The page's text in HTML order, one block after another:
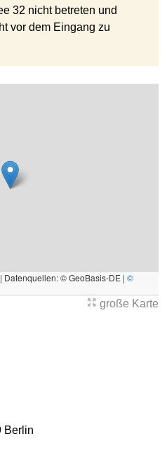
32 nicht betreten und
vor dem Eingang zu
Datenquellen: © GeoBasis-DE | ©
große Karte
Berlin